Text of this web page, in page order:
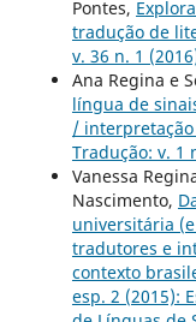
Pontes,
tradução de
v. 36 n. 1
Ana Regina e
língua de
/
Tradução: v. 1
Vanessa
Nascimento,
universitária
tradutores e
contexto
esp. 2 (2015):